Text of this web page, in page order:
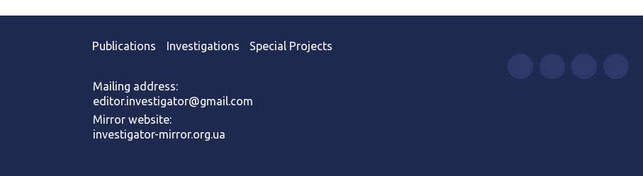
Publications Investigations Special Projects
Mailing address:
editor.investigator@gmail.com
Mirror website:
investigator-mirror.org.ua